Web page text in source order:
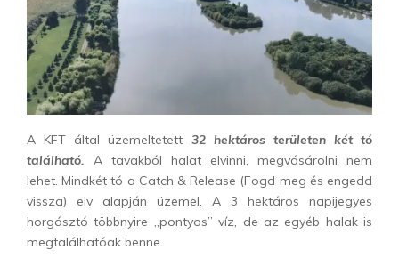
A KFT által üzemeltetett 32 hektáros területen két tó
található.
A tavakból halat elvinni, megvásárolni nem
lehet. Mindkét tó a Catch & Release (Fogd meg és engedd
vissza) elv alapján üzemel. A 3 hektáros napijegyes
horgásztó többnyire „pontyos” víz, de az egyéb halak is
megtalálhatóak benne.